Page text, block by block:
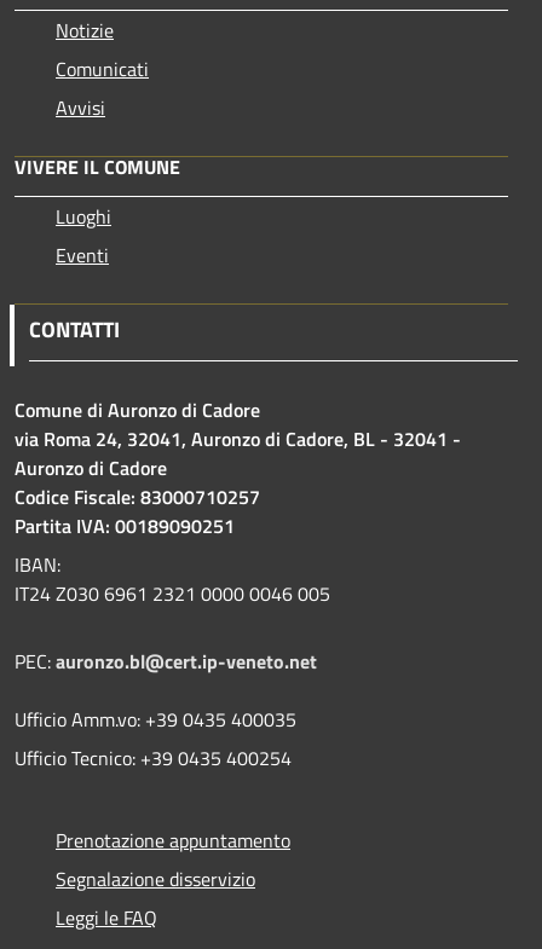
Notizie
Comunicati
Avvisi
VIVERE IL COMUNE
Luoghi
Eventi
CONTATTI
Comune di Auronzo di Cadore
via Roma 24, 32041, Auronzo di Cadore, BL - 32041 -
Auronzo di Cadore
Codice Fiscale: 83000710257
Partita IVA: 00189090251
IBAN:
IT24 Z030 6961 2321 0000 0046 005
PEC:auronzo.bl@cert.ip-veneto.net
Ufficio Amm.vo: +39 0435 400035
Ufficio Tecnico: +39 0435 400254
Prenotazione appuntamento
Segnalazione disservizio
Leggi le FAQ